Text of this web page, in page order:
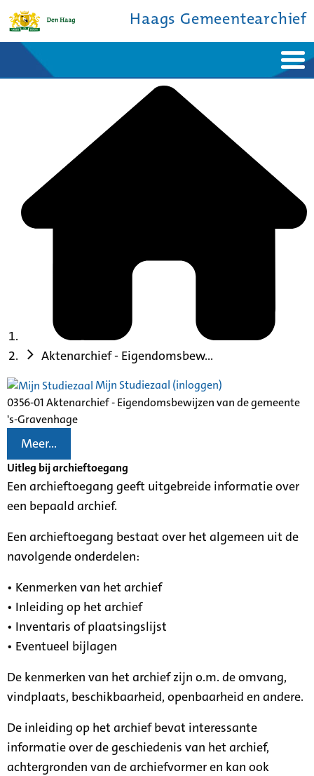
Haags Gemeentearchief
Bronnen en collecties
Aktenarchief - Eigendomsbew...
Mijn Studiezaal (inloggen)
0356-01 Aktenarchief - Eigendomsbewijzen van de gemeente
's-Gravenhage
Meer...
Uitleg bij archieftoegang
Een archieftoegang geeft uitgebreide informatie over
een bepaald archief.
Een archieftoegang bestaat over het algemeen uit de
navolgende onderdelen:
• Kenmerken van het archief
• Inleiding op het archief
• Inventaris of plaatsingslijst
• Eventueel bijlagen
De kenmerken van het archief zijn o.m. de omvang,
vindplaats, beschikbaarheid, openbaarheid en andere.
De inleiding op het archief bevat interessante
informatie over de geschiedenis van het archief,
achtergronden van de archiefvormer en kan ook